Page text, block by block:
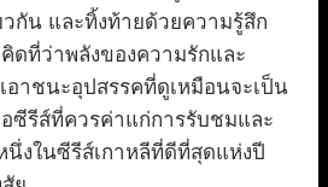
วกัน และทิ้งท้ายด้วยความรู้สึก
ดที่ว่าพลังของความรักและ
อาชนะอุปสรรคที่ดูเหมือนจะเป็น
ซีรีส์ที่ควรค่าแก่การรับชมและ
นึ่งในซีรีส์เกาหลีที่ดีที่สุดแห่งปี